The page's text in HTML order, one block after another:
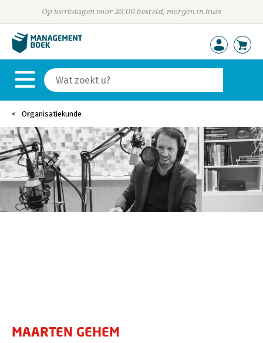
Op werkdagen voor 23:00 besteld, morgen in huis
Organisatiekunde
MAARTEN GEHEM